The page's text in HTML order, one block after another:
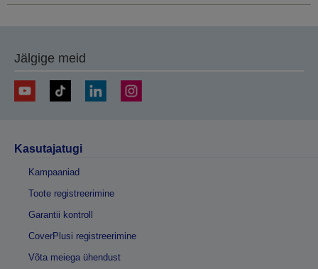
Jälgige meid
Kasutajatugi
Kampaaniad
Toote registreerimine
Garantii kontroll
CoverPlusi registreerimine
Võta meiega ühendust